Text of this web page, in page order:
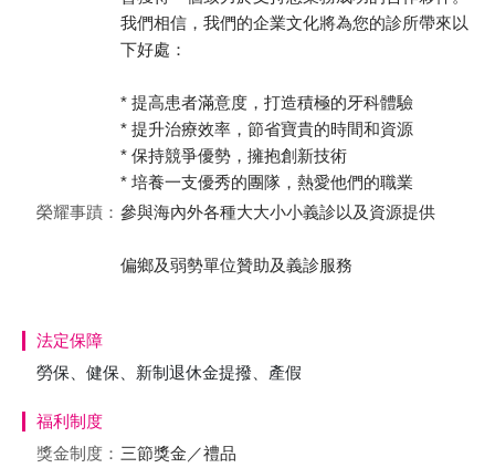
我們相信，我們的企業文化將為您的診所帶來以
下好處：
* 提高患者滿意度，打造積極的牙科體驗
* 提升治療效率，節省寶貴的時間和資源
* 保持競爭優勢，擁抱創新技術
* 培養一支優秀的團隊，熱愛他們的職業
榮耀事蹟： 參與海內外各種大大小小義診以及資源提供
偏鄉及弱勢單位贊助及義診服務
法定保障
勞保、健保、新制退休金提撥、產假
福利制度
獎金制度： 三節獎金／禮品